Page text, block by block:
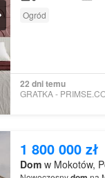
Ogród
22 dni temu
1 800 000 zł
Domw Mokotów,